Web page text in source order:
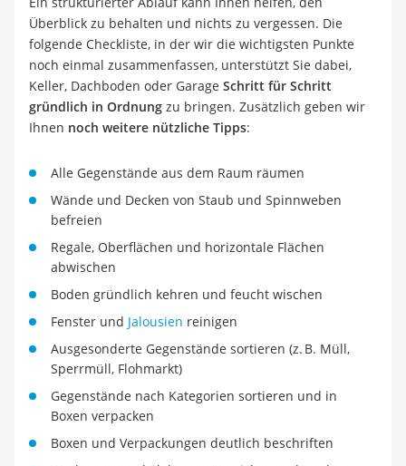
Überblick zu behalten und nichts zu vergessen. Die
folgende Checkliste, in der wir die wichtigsten Punkte
noch einmal zusammenfassen, unterstützt Sie dabei,
Keller, Dachboden oder Garage Schritt für Schritt
gründlich in Ordnung zu bringen. Zusätzlich geben wir
Ihnen noch weitere nützliche Tipps:
Alle Gegenstände aus dem Raum räumen
Wände und Decken von Staub und Spinnweben
befreien
Regale, Oberflächen und horizontale Flächen
abwischen
Boden gründlich kehren und feucht wischen
Fenster und Jalousien reinigen
Ausgesonderte Gegenstände sortieren (z. B. Müll,
Sperrmüll, Flohmarkt)
Gegenstände nach Kategorien sortieren und in
Boxen verpacken
Boxen und Verpackungen deutlich beschriften